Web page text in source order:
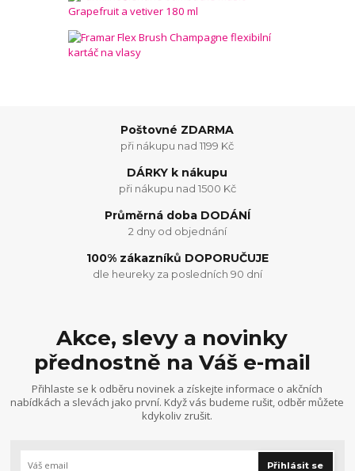
Poštovné ZDARMA
při nákupu nad 1199 Kč
DÁRKY k nákupu
při nákupu nad 1500 Kč
Průměrná doba DODÁNÍ
2 dny od objednání
100% zákazníků DOPORUČUJE
dle heureky za posledních 90 dní
Akce, slevy a novinky
přednostně na Váš e-mail
Přihlaste se k odběru novinek a získejte informace o akčních
nabídkách a slevách jako první. Když vás budeme rušit, odběr můžete
kdykoliv zrušit.
Přihlásit se